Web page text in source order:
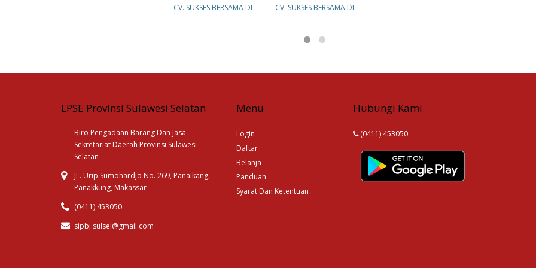
CV. SUKSES BERSAMA DI CV. SUKSES BERSAMA DI
LPSE Provinsi Sulawesi Selatan
Biro Pengadaan Barang Dan Jasa
Sekretariat Daerah Provinsi Sulawesi
Selatan
JL. Urip Sumohardjo No. 269, Panaikang,
Panakkung, Makassar
(0411) 453050
sipbj.sulsel@gmail.com
Menu
Login
Daftar
Belanja
Panduan
Syarat Dan Ketentuan
Hubungi Kami
(0411) 453050